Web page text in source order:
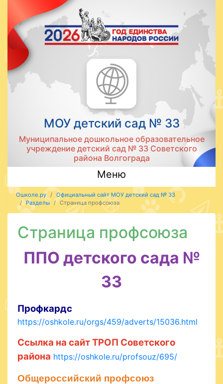
МОУ детский сад № 33
Муниципальное дошкольное образовательное
учреждение детский сад № 33 Советского
района Волгограда
Меню
Ошколе.ру
Официальный сайт МОУ детский сад № 33
Разделы
Страница профсоюза
Страница профсоюза
ППО детского сада №
33
Профкардс
https://oshkole.ru/orgs/459/adverts/15036.html
Ссылка на сайт ТРОП Советского
района https://oshkole.ru/profsouz/695/
Общероссийский профсоюз